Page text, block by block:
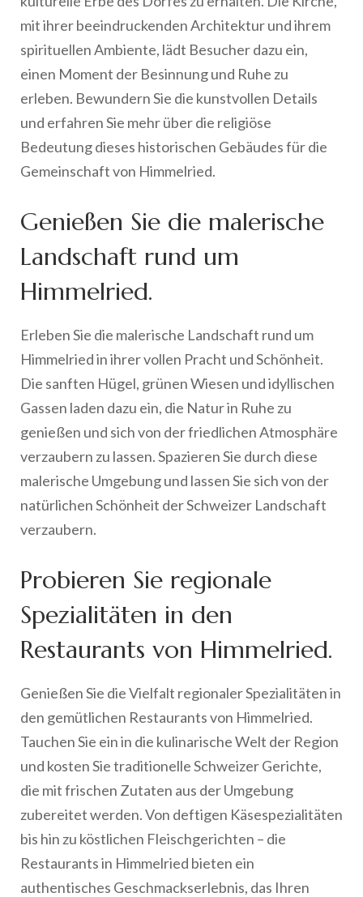
mit ihrer beeindruckenden Architektur und ihrem
spirituellen Ambiente, lädt Besucher dazu ein,
einen Moment der Besinnung und Ruhe zu
erleben. Bewundern Sie die kunstvollen Details
und erfahren Sie mehr über die religiöse
Bedeutung dieses historischen Gebäudes für die
Gemeinschaft von Himmelried.
Genießen Sie die malerische
Landschaft rund um
Himmelried.
Erleben Sie die malerische Landschaft rund um
Himmelried in ihrer vollen Pracht und Schönheit.
Die sanften Hügel, grünen Wiesen und idyllischen
Gassen laden dazu ein, die Natur in Ruhe zu
genießen und sich von der friedlichen Atmosphäre
verzaubern zu lassen. Spazieren Sie durch diese
malerische Umgebung und lassen Sie sich von der
natürlichen Schönheit der Schweizer Landschaft
verzaubern.
Probieren Sie regionale
Spezialitäten in den
Restaurants von Himmelried.
Genießen Sie die Vielfalt regionaler Spezialitäten in
den gemütlichen Restaurants von Himmelried.
Tauchen Sie ein in die kulinarische Welt der Region
und kosten Sie traditionelle Schweizer Gerichte,
die mit frischen Zutaten aus der Umgebung
zubereitet werden. Von deftigen Käsespezialitäten
bis hin zu köstlichen Fleischgerichten – die
Restaurants in Himmelried bieten ein
authentisches Geschmackserlebnis, das Ihren